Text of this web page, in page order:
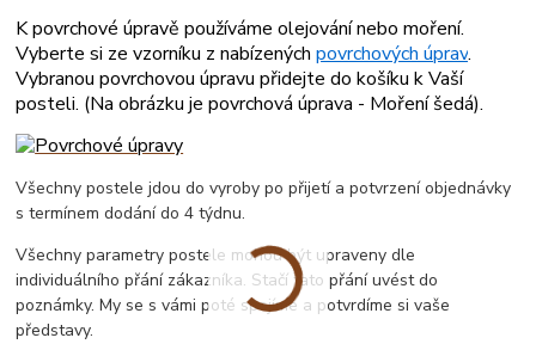
K povrchové úpravě používáme olejování nebo moření.
Vyberte si ze vzorníku z nabízenýchpovrchových úprav.
Vybranou povrchovou úpravu přidejte do košíku k Vaší
posteli. (Na obrázku je povrchová úprava - Moření šedá).
Všechny postele jdou do vyroby po přijetí a potvrzení objednávky
s termínem dodání do 4 týdnu.
Všechny parametry postele mohou být upraveny dle
individuálního přání zákazníka. Stačí tato přání uvést do
poznámky. My se s vámi poté spojíme a potvrdíme si vaše
představy.